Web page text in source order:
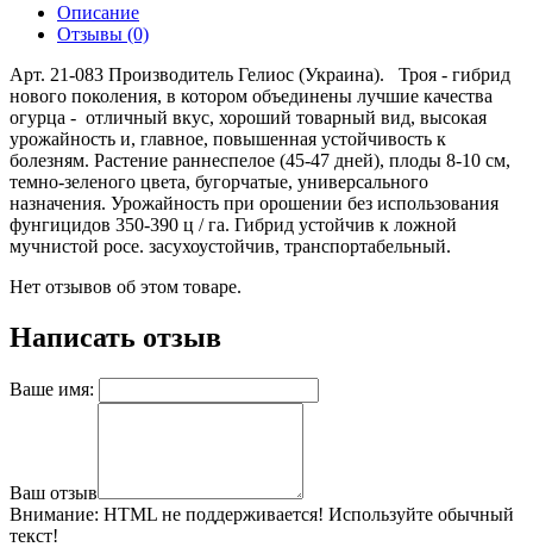
Описание
Отзывы (0)
Арт. 21-083 Производитель Гелиос (Украина). Троя - гибрид
нового поколения, в котором объединены лучшие качества
огурца - отличный вкус, хороший товарный вид, высокая
урожайность и, главное, повышенная устойчивость к
болезням. Растение раннеспелое (45-47 дней), плоды 8-10 см,
темно-зеленого цвета, бугорчатые, универсального
назначения. Урожайность при орошении без использования
фунгицидов 350-390 ц / га. Гибрид устойчив к ложной
мучнистой росе. засухоустойчив, транспортабельный.
Нет отзывов об этом товаре.
Написать отзыв
Ваше имя:
Ваш отзыв
Внимание: HTML не поддерживается! Используйте обычный
текст!